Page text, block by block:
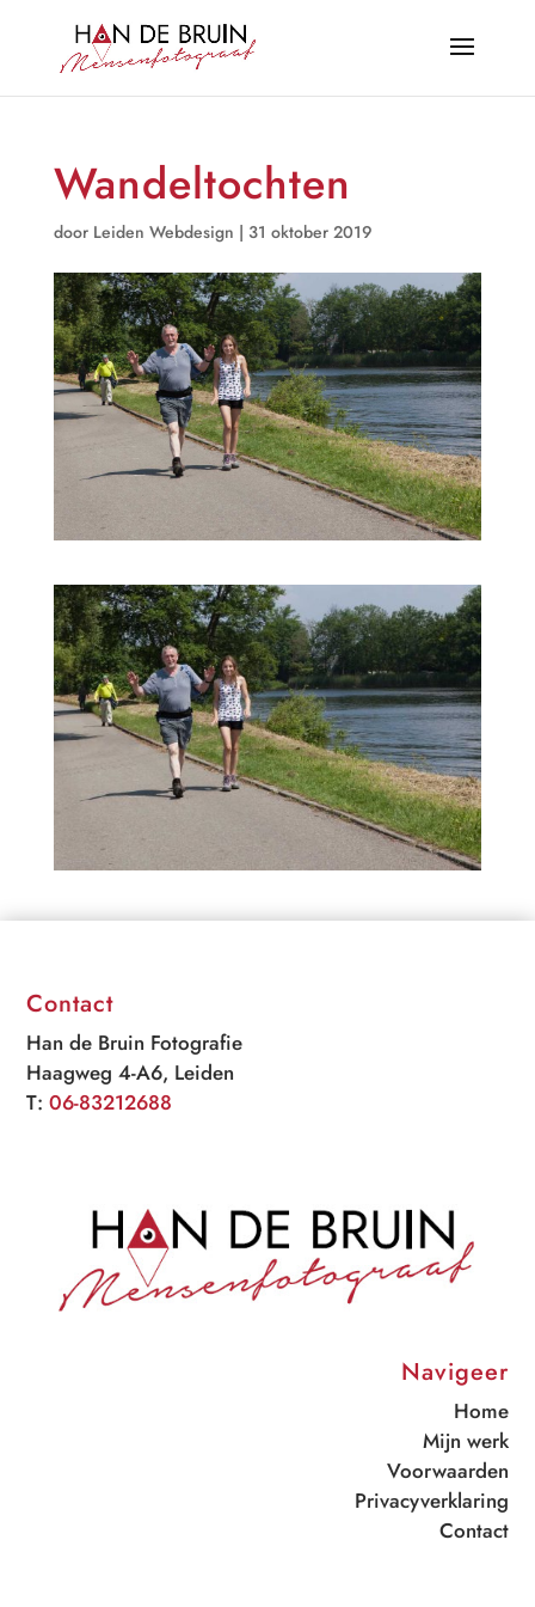
Wandeltochten
door Leiden Webdesign | 31 oktober 2019
Contact
Han de Bruin Fotografie
Haagweg 4-A6, Leiden
T:06-83212688
Navigeer
Home
Mijn werk
Voorwaarden
Privacyverklaring
Contact